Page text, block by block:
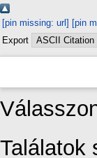
[pin missing: url] [pin
Export
Találatok